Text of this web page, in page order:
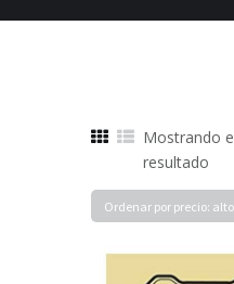
Mostrando
resultado